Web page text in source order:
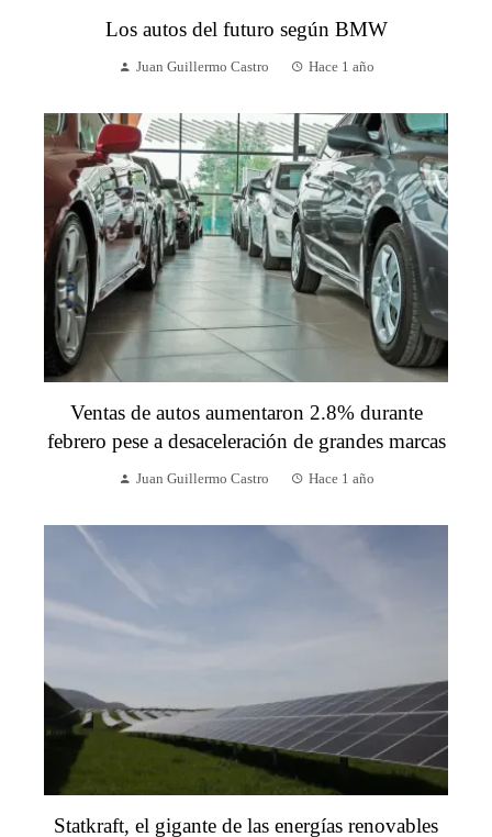
Los autos del futuro según BMW
Juan Guillermo Castro Hace 1 año
Ventas de autos aumentaron 2.8% durante
febrero pese a desaceleración de grandes marcas
Juan Guillermo Castro Hace 1 año
Statkraft, el gigante de las energías renovables